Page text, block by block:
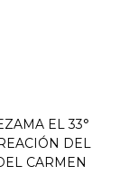
EL 33°
DEL
CARMEN